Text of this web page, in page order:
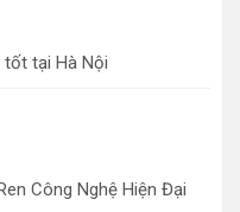
tại Hà Nội
Công Nghệ Hiện Đại